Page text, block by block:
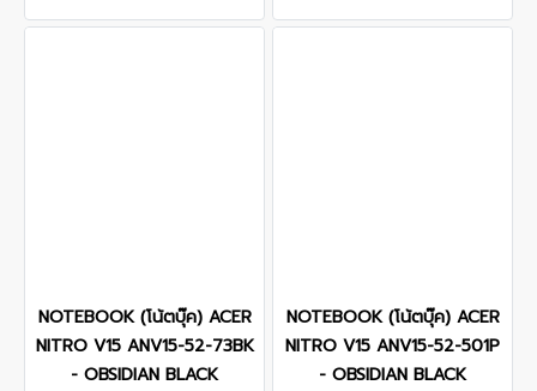
NOTEBOOK (โน้ตบุ๊ค) ACER
NITRO V15 ANV15-52-73BK
- OBSIDIAN BLACK
NOTEBOOK (โน้ตบุ๊ค) ACER
NITRO V15 ANV15-52-501P
- OBSIDIAN BLACK